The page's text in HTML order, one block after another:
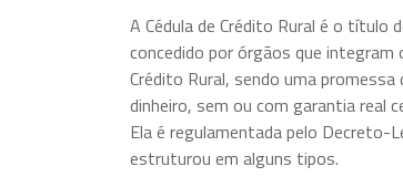
A Cédula de Crédito Rural é o título
concedido por órgãos que integram
Crédito Rural, sendo uma
dinheiro, sem ou com garantia real
Ela é regulamentada pelo Decreto-
estruturou em alguns tipos.